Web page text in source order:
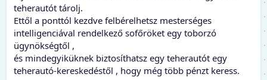
teherautót tárolj.
Ettől a ponttól kezdve felbérelhetsz mesterséges
intelligenciával rendelkező sofőröket egy toborzó
ügynökségtől ,
és mindegyiküknek biztosíthatsz egy teherautót egy
teherautó-kereskedéstől , hogy még több pénzt keress.